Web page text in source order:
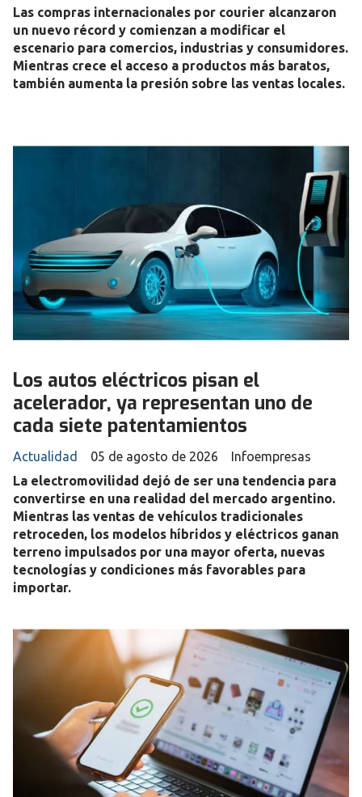
Las compras internacionales por courier alcanzaron
un nuevo récord y comienzan a modificar el
escenario para comercios, industrias y consumidores.
Mientras crece el acceso a productos más baratos,
también aumenta la presión sobre las ventas locales.
Los autos eléctricos pisan el
acelerador, ya representan uno de
cada siete patentamientos
Infoempresas
Actualidad
05 de agosto de 2026
La electromovilidad dejó de ser una tendencia para
convertirse en una realidad del mercado argentino.
Mientras las ventas de vehículos tradicionales
retroceden, los modelos híbridos y eléctricos ganan
terreno impulsados por una mayor oferta, nuevas
tecnologías y condiciones más favorables para
importar.